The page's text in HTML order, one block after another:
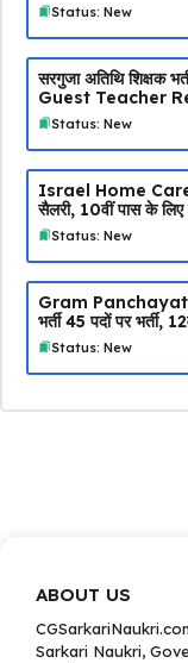
Status: New
सरगुजा अतिथि शिक्षक
Guest Teacher
Status: New
Israel Home
सैलरी, 10वीं पास के
Status: New
Gram Panchayat
भर्ती 45 पदों पर भर्ती,
Status: New
ABOUT US
Sarkari Naukri,